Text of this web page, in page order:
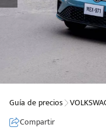
Guía de precios
Compartir